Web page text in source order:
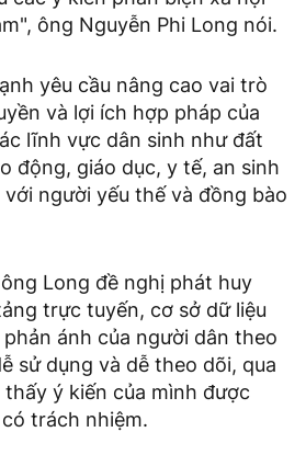
ông Nguyễn Phi Long nói.
yêu cầu nâng cao vai trò
và lợi ích hợp pháp của
lĩnh vực dân sinh như đất
động, giáo dục, y tế, an sinh
người yếu thế và đồng bào
Long đề nghị phát huy
trực tuyến, cơ sở dữ liệu
ánh của người dân theo
sử dụng và dễ theo dõi, qua
ý kiến của mình được
trách nhiệm.